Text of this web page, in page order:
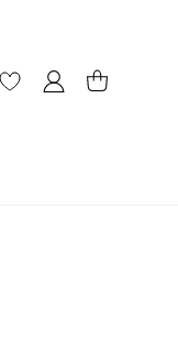
Mijn account